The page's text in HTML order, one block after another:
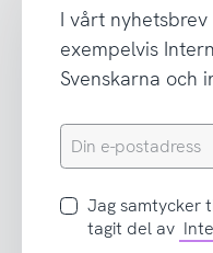
I vårt
exempelvis
Svenskarna och
Din
e-
Jag
samtycker
Jag samtycker
tagit del av